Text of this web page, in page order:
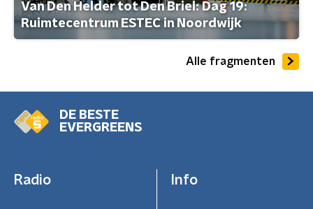
Van Den Helder tot Den Briel: Dag 19:
Ruimtecentrum ESTEC in Noordwijk
Alle fragmenten
DE BESTE
EVERGREENS
Radio Info